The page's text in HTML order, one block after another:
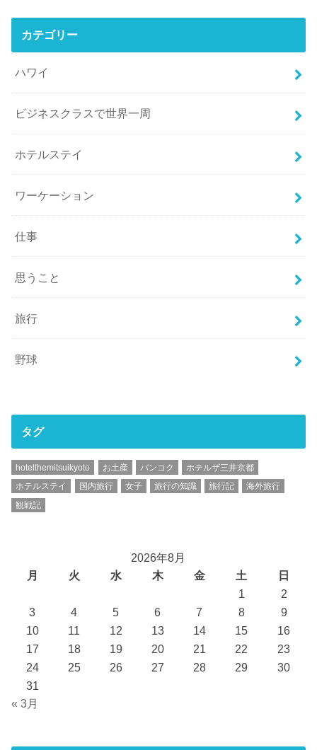
カテゴリー
ハワイ
ビジネスクラスで世界一周
ホテルステイ
ワーケーション
仕事
思うこと
旅行
野球
タグ
hotelthemitsuikyoto お土産 バンコク
ホテルザ三井京都
ホテルステイ
国内旅行 女子 旅行の知識 旅行記
海外旅行
観戦記
2026年8月
月
火 水 木 金 土
日
1
2
3
4 5 6 7 8
9
10
11 12 13 14 15
16
17
18 19 20 21 22
23
24
25 26 27 28 29
30
31
« 3月